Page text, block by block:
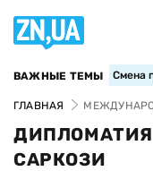
ВАЖНЫЕ ТЕМЫ Смена
ГЛАВНАЯ
ДИПЛОМАТИЯ
САРКОЗИ